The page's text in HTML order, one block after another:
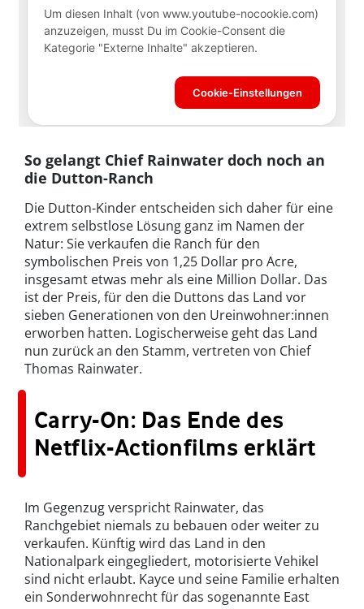
So gelangt Chief Rainwater doch noch an
die Dutton-Ranch
Die Dutton-Kinder entscheiden sich daher für eine
extrem selbstlose Lösung ganz im Namen der
Natur: Sie verkaufen die Ranch für den
symbolischen Preis von 1,25 Dollar pro Acre,
insgesamt etwas mehr als eine Million Dollar. Das
ist der Preis, für den die Duttons das Land vor
sieben Generationen von den Ureinwohner:innen
erworben hatten. Logischerweise geht das Land
nun zurück an den Stamm, vertreten von Chief
Thomas Rainwater.
Carry-On: Das Ende des
Netflix-Actionfilms erklärt
Im Gegenzug verspricht Rainwater, das
Ranchgebiet niemals zu bebauen oder weiter zu
verkaufen. Künftig wird das Land in den
Nationalpark eingegliedert, motorisierte Vehikel
sind nicht erlaubt. Kayce und seine Familie erhalten
ein Sonderwohnrecht für das sogenannte East